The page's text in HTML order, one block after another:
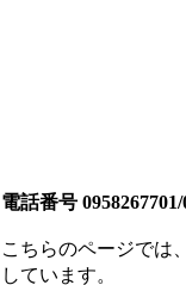
電話番号
こちらのページでは、
しています。